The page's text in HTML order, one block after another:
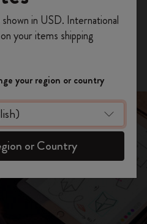
Version
Version
frais de port gratuits
en utilisant le
pour accéder à des
avantages réservés aux
d’inspiration.
compte!
in USD. International
your items shipping
your region or country
or Country